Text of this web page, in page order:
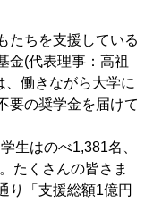
たちを支援している
金(代表理事：高祖
働きながら大学に
要の奨学金を届けて
生はのべ1,381名、
たくさんの皆さま
り「支援総額1億円